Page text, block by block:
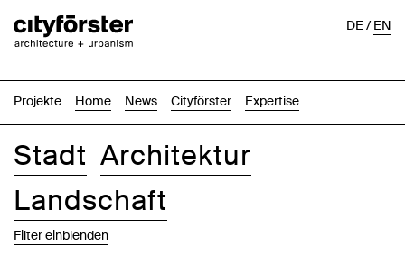
Projekte Home News Cityförster Expertise
DE/EN
Stadt Architektur
Landschaft
Filter einblenden